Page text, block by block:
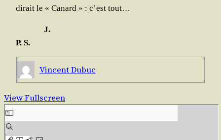
dirait le « Canard » : c’est tout…
J.
P. S.
Vincent Dubuc
View Fullscreen